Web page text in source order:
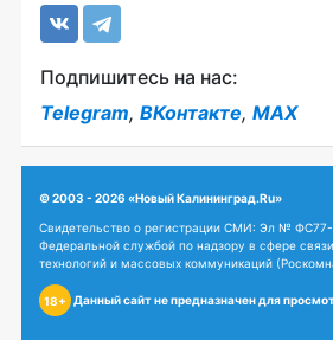
Подпишитесь на нас:
Telegram, ВКонтакте, MAX
© 2003 - 2026 «Новый Калининград.Ru»
Свидетельство о регистрации СМИ: Эл №
Федеральной службой по надзору в сфере
технологий и массовых коммуникаций
18+ Данный сайт не предназначен для